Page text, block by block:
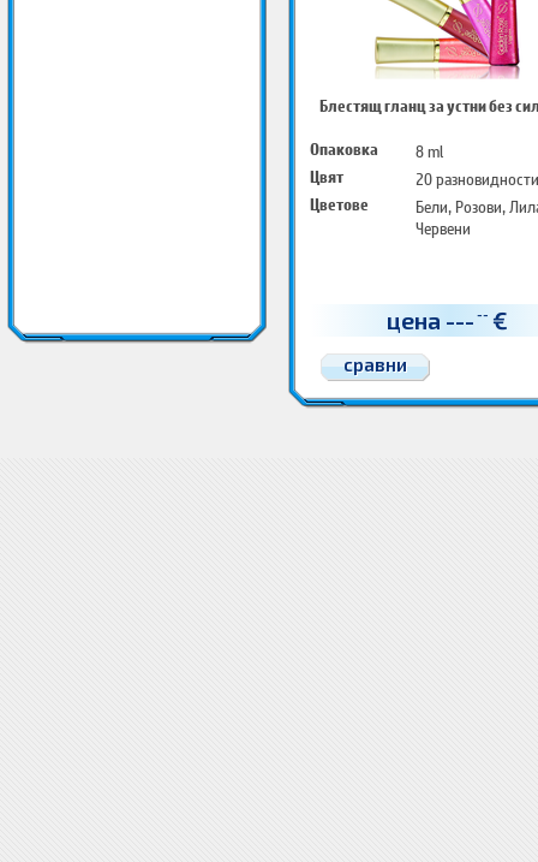
Блестящ гланц за устни без
Опаковка
8 ml
Цвят
20 разновидности
Цветове
Бели, Розови,
Червени
цена --- -- €
сравни